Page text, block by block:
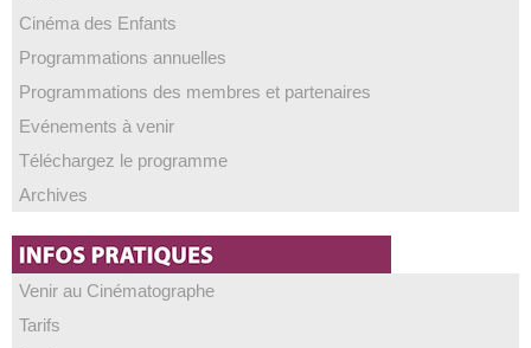
Cinéma des Enfants
Programmations annuelles
Programmations des membres et partenaires
Evénements à venir
Téléchargez le programme
Archives
Venir au Cinématographe
Tarifs